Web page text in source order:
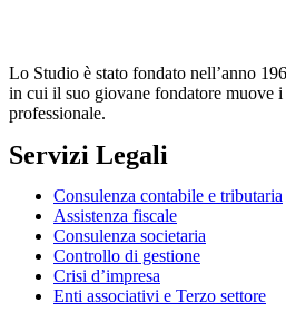
Lo Studio è stato fondato nell’anno
in cui il suo giovane fondatore muove
professionale.
Servizi Legali
Consulenza contabile e tributaria
Assistenza fiscale
Consulenza societaria
Controllo di gestione
Crisi d’impresa
Enti associativi e Terzo settore